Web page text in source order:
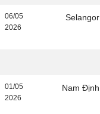
06/05
2026
Selangor
01/05
2026
Nam Định